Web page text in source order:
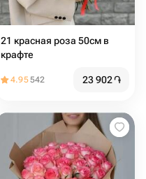
21 красная роза 50см в
крафте
4.95542 23 902֏